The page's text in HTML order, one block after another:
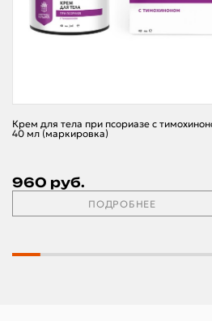
Крем для тела при псориазе с
40 мл (маркировка)
960 руб.
ПОДРОБНЕЕ